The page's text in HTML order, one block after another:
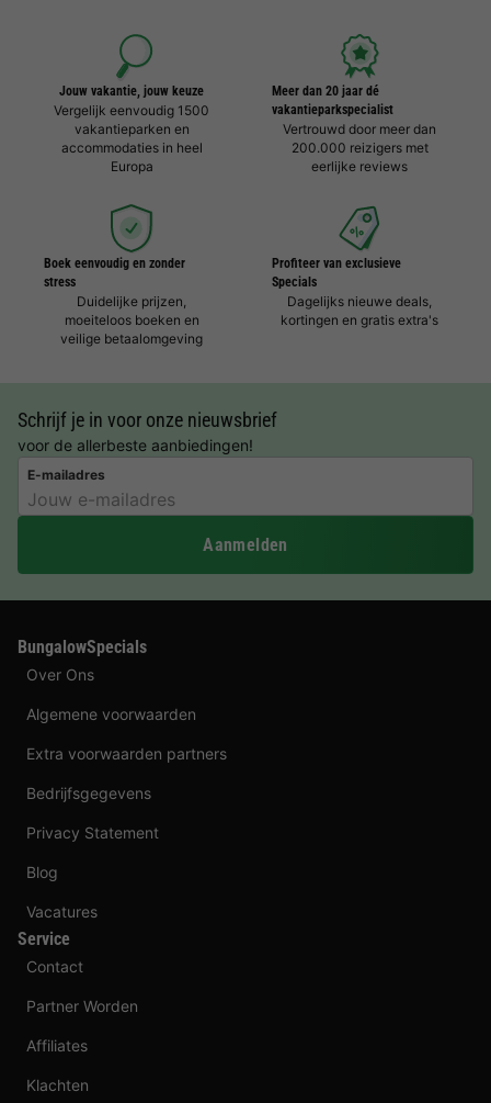
Jouw vakantie, jouw keuze
Vergelijk eenvoudig 1500
vakantieparken en
accommodaties in heel
Europa
Meer dan 20 jaar dé
vakantieparkspecialist
Vertrouwd door meer dan
200.000 reizigers met
eerlijke reviews
Boek eenvoudig en zonder
stress
Duidelijke prijzen,
moeiteloos boeken en
veilige betaalomgeving
Profiteer van exclusieve
Specials
Dagelijks nieuwe deals,
kortingen en gratis extra's
Schrijf je in voor onze nieuwsbrief
voor de allerbeste aanbiedingen!
E-mailadres
Aanmelden
BungalowSpecials
Over Ons
Algemene voorwaarden
Extra voorwaarden partners
Bedrijfsgegevens
Privacy Statement
Blog
Vacatures
Service
Contact
Partner Worden
Affiliates
Klachten